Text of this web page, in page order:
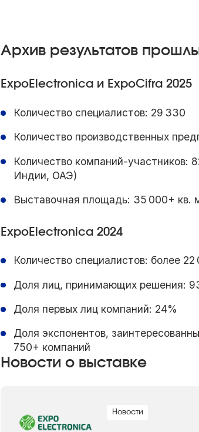
Архив результатов
ExpoElectronica и ExpoCifra 2025
Количество специалистов: 29 330
Количество производственных
Количество компаний-участников:
Индии, ОАЭ)
Выставочная площадь: 35 000+ кв.
ExpoElectronica 2024
Количество специалистов: более 22
Доля лиц, принимающих решения:
Доля первых лиц компаний: 24%
Доля экспонентов,
750+ компаний
Новости о выставке
Новости